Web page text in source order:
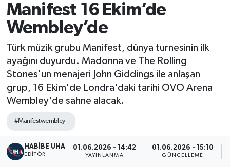
Manifest 16 Ekim’de
Wembley’de
Türk müzik grubu Manifest, dünya turnesinin ilk
ayağını duyurdu. Madonna ve The Rolling
Stones'un menajeri John Giddings ile anlaşan
grup, 16 Ekim'de Londra'daki tarihi OVO Arena
Wembley'de sahne alacak.
#Manifestwembley
HABİBE UHA
EDITÖR
01.06.2026 - 14:42
YAYINLANMA
01.06.2026 - 15:10
GÜNCELLEME
Magazin
Siyaset
Spor
Yaşam
Trafik Durumu
Süper Lig Puan Durumu ve Fikstür
Tüm Manşetler
Son Dakika Haberleri
Haber Arşivi